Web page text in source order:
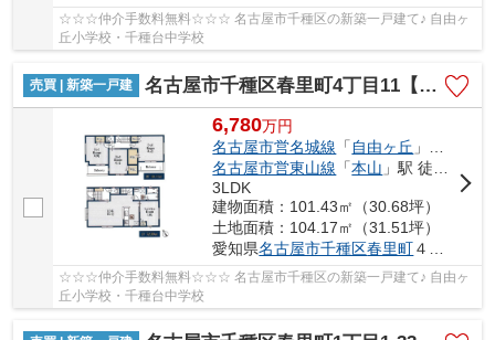
☆☆☆仲介手数料無料☆☆☆ 名古屋市千種区の新築一戸建て♪ 自由ヶ
丘小学校・千種台中学校
売買 | 新築一戸建 名古屋市千種区春里町4丁目11【仲介手数料無料】新築一戸建て 2号棟
6,780万円
名古屋市営名城線 「自由ヶ丘 」駅 徒歩9分
名古屋市営東山線 「本山 」駅 徒歩10分
3LDK
建物面積：101.43㎡（30.68坪）
土地面積：104.17㎡（31.51坪）
愛知県名古屋市千種区春里町４丁目11
☆☆☆仲介手数料無料☆☆☆ 名古屋市千種区の新築一戸建て♪ 自由ヶ
丘小学校・千種台中学校